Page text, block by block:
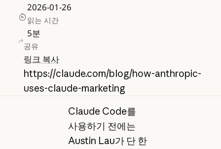
2026-01-26
읽는 시간
5분
공유
링크 복사
https://claude.com/blog/how-anthropic-
uses-claude-marketing
Claude Code를
사용하기 전에는
Austin Lau가 단 한